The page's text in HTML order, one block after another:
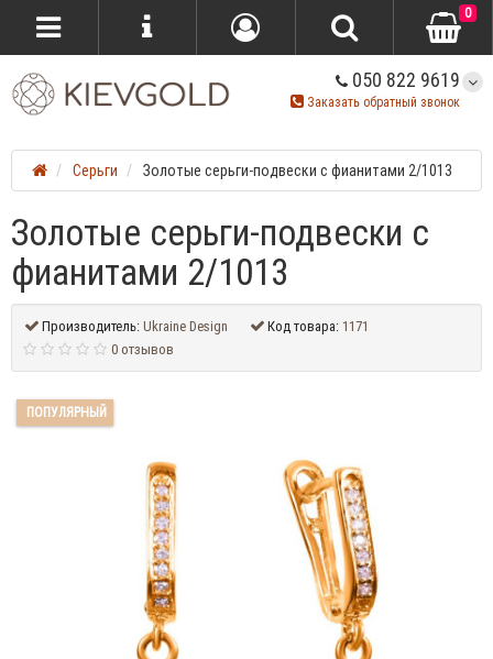
050 822 9619
Заказать обратный звонок
0
Серьги Золотые серьги-подвески с фианитами 2/1013
Золотые серьги-подвески с
фианитами 2/1013
Производитель:Ukraine Design Код товара: 1171
0 отзывов
ПОПУЛЯРНЫЙ